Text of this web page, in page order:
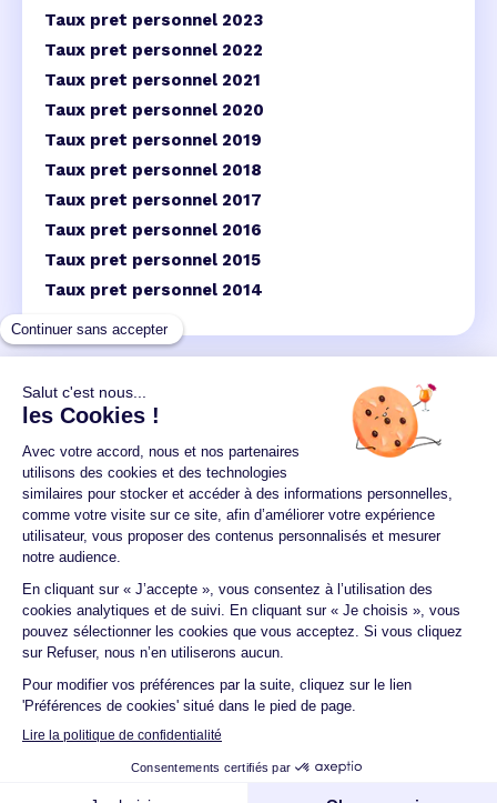
Taux pret personnel 2023
Taux pret personnel 2022
Taux pret personnel 2021
Taux pret personnel 2020
Taux pret personnel 2019
Taux pret personnel 2018
Taux pret personnel 2017
Taux pret personnel 2016
Taux pret personnel 2015
Taux pret personnel 2014
Un crédit vous engage et doit être remboursé.
Vérifiez vos capacités de remboursement avant de
vous engager.
Aucun versement, de quelque nature que ce soit, ne
peut être exigé d'un particulier avant l'obtention
d'un ou plusieurs prêts d'argent.
© 2026 Guide du crédit •Plan du site• Mentions
Accessibilité Contact